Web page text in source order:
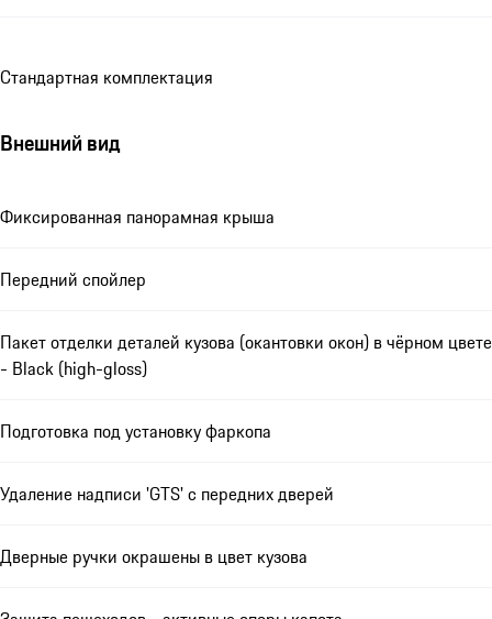
Стандартная комплектация
Внешний вид
Фиксированная панорамная крыша
Передний спойлер
Пакет отделки деталей кузова (окантовки окон) в чёрном цвете
- Black (high-gloss)
Подготовка под установку фаркопа
Удаление надписи 'GTS' с передних дверей
Дверные ручки окрашены в цвет кузова